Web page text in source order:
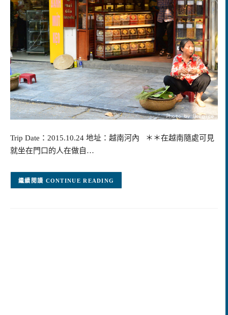
Trip Date：2015.10.24 地址：越南河內 ＊＊在越南隨處可見
就坐在門口的人在做自…
CONTINUE READING